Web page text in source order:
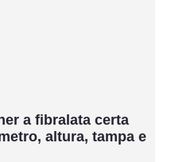
a fibralata certa
altura, tampa e